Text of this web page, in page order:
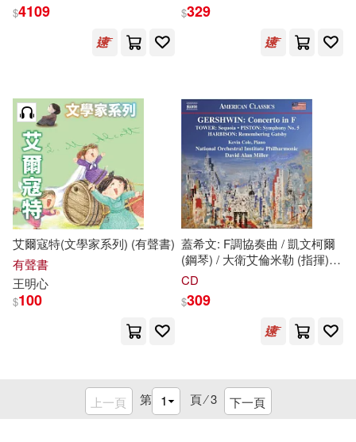
吋*10吋大型組合包裝式樣】
(Bill Evans / Everybody Still
Digs Bill Evans: A Career
黑膠12吋*10吋大型組合包裝式
樣))
$4109 $329
艾爾寇特(文學家系列) (有聲書)
有聲書
王明心
$100
蓋希文: F調協奏曲 / 凱文柯爾
(鋼琴) / 大衛艾倫米勒 (指揮) /
國家管弦學院愛樂樂團
Kevin Cole (piano) / David Alan
Miller (conductor) / National
Orchestral Institute
CD
$309
上一頁 第 頁 ⁄3 下一頁